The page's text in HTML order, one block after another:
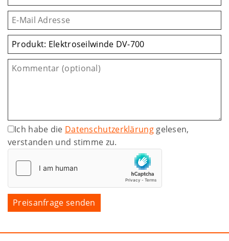
Ich habe die Datenschutzerklärunggelesen,
verstanden und stimme zu.